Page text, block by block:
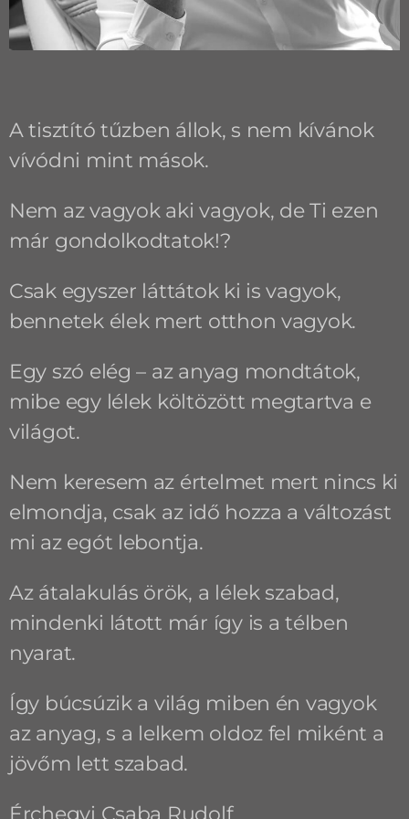
A tisztító tűzben állok, s nem kívánok
vívódni mint mások.
Nem az vagyok aki vagyok, de Ti ezen
már gondolkodtatok!?
Csak egyszer láttátok ki is vagyok,
bennetek élek mert otthon vagyok.
Egy szó elég – az anyag mondtátok,
mibe egy lélek költözött megtartva e
világot.
Nem keresem az értelmet mert nincs ki
elmondja, csak az idő hozza a változást
mi az egót lebontja.
Az átalakulás örök, a lélek szabad,
mindenki látott már így is a télben
nyarat.
Így búcsúzik a világ miben én vagyok
az anyag, s a lelkem oldoz fel miként a
jövőm lett szabad.
Érchegyi Csaba Rudolf